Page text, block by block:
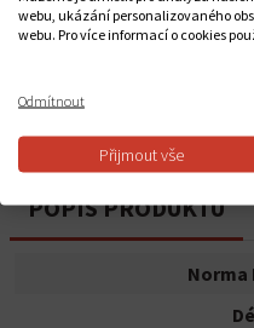
Dostupnost:Skladem
POPIS PRODUKTU
Norma
webu, ukázání personalizovaného
webu. Pro více informací o cookies
Odmítnout
Přijmout vše